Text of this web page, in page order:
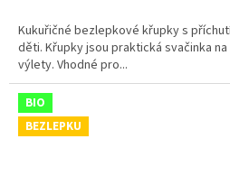
Kukuřičné bezlepkové křupky s
děti. Křupky jsou praktická svačinka
výlety. Vhodné pro...
BIO
BEZLEPKU